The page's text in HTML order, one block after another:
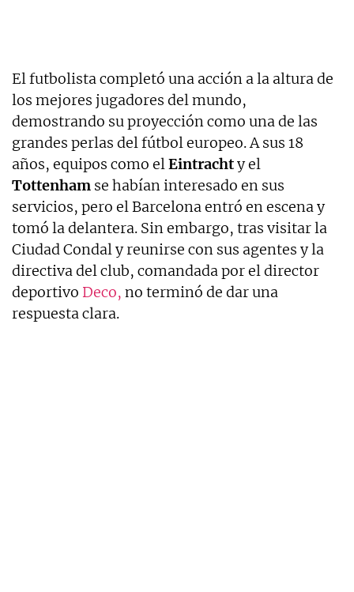
El futbolista completó una acción a la altura de
los mejores jugadores del mundo,
demostrando su proyección como una de las
grandes perlas del fútbol europeo. A sus 18
años, equipos como elEintrachty el
Tottenham se habían interesado en sus
servicios, pero el Barcelona entró en escena y
tomó la delantera. Sin embargo, tras visitar la
Ciudad Condal y reunirse con sus agentes y la
directiva del club, comandada por el director
deportivo Deco, no terminó de dar una
respuesta clara.